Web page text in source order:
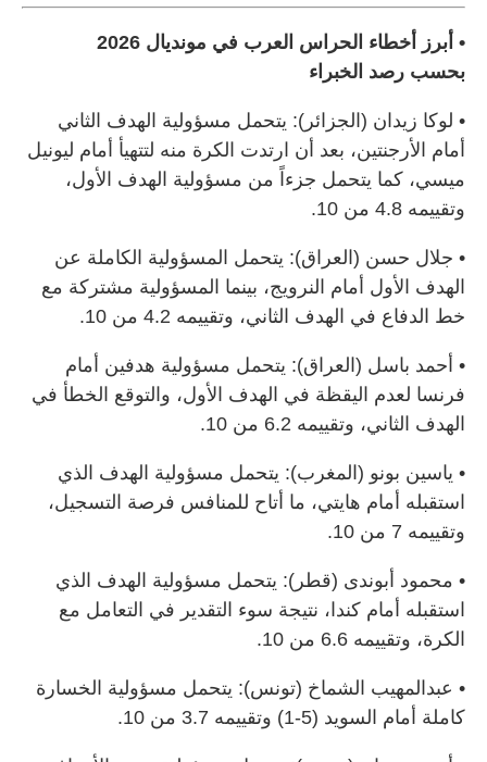
• أبرز أخطاء الحراس العرب في مونديال 2026
بحسب رصد الخبراء
• لوكا زيدان (الجزائر): يتحمل مسؤولية الهدف الثاني
أمام الأرجنتين، بعد أن ارتدت الكرة منه لتتهيأ أمام ليونيل
ميسي، كما يتحمل جزءاً من مسؤولية الهدف الأول،
وتقييمه 4.8 من 10.
• جلال حسن (العراق): يتحمل المسؤولية الكاملة عن
الهدف الأول أمام النرويج، بينما المسؤولية مشتركة مع
خط الدفاع في الهدف الثاني، وتقييمه 4.2 من 10.
• أحمد باسل (العراق): يتحمل مسؤولية هدفين أمام
فرنسا لعدم اليقظة في الهدف الأول، والتوقع الخطأ في
الهدف الثاني، وتقييمه 6.2 من 10.
• ياسين بونو (المغرب): يتحمل مسؤولية الهدف الذي
استقبله أمام هايتي، ما أتاح للمنافس فرصة التسجيل،
وتقييمه 7 من 10.
• محمود أبوندى (قطر): يتحمل مسؤولية الهدف الذي
استقبله أمام كندا، نتيجة سوء التقدير في التعامل مع
الكرة، وتقييمه 6.6 من 10.
• عبدالمهيب الشماخ (تونس): يتحمل مسؤولية الخسارة
كاملة أمام السويد (5-1) وتقييمه 3.7 من 10.